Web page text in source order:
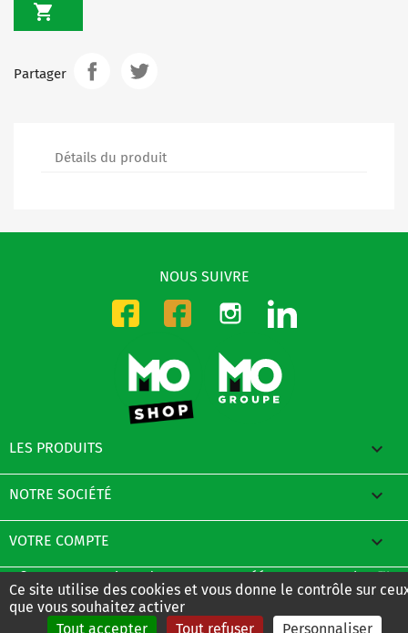

Partager
Détails du produit
NOUS SUIVRE
Facebook-CMOFacebook-DMO
Instagram
LES PRODUITS 
NOTRE SOCIÉTÉ 
VOTRE COMPTE 
© 2026 - E-Boutique du Groupe MO créée avec PrestaShop™
Ce site utilise des cookies et vous donne le contrôle sur
que vous souhaitez activer
Tout accepter
Tout refuser Personnaliser